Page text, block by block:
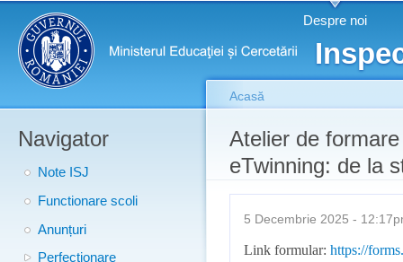
Meniu principal Despre noi
Navigator
Note ISJ
Functionare scoli
Anunțuri
Perfecționare
Eşti aici
Acasă
Atelier de
eTwinning: de la
5 Decembrie 2025 -
Link formular: https://